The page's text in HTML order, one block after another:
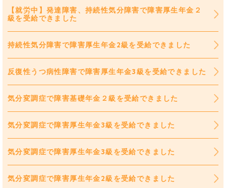
【就労中】発達障害、持続性気分障害で障害厚生年金２
級を受給できました
持続性気分障害で障害厚生年金2級を受給できました
反復性うつ病性障害で障害厚生年金3級を受給できました
気分変調症で障害基礎年金２級を受給できました
気分変調症で障害厚生年金3級を受給できました
気分変調症で障害厚生年金3級を受給できました
気分変調症で障害厚生年金2級を受給できました